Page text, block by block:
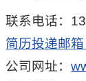
联系电话：
简历投递邮
公司网址：